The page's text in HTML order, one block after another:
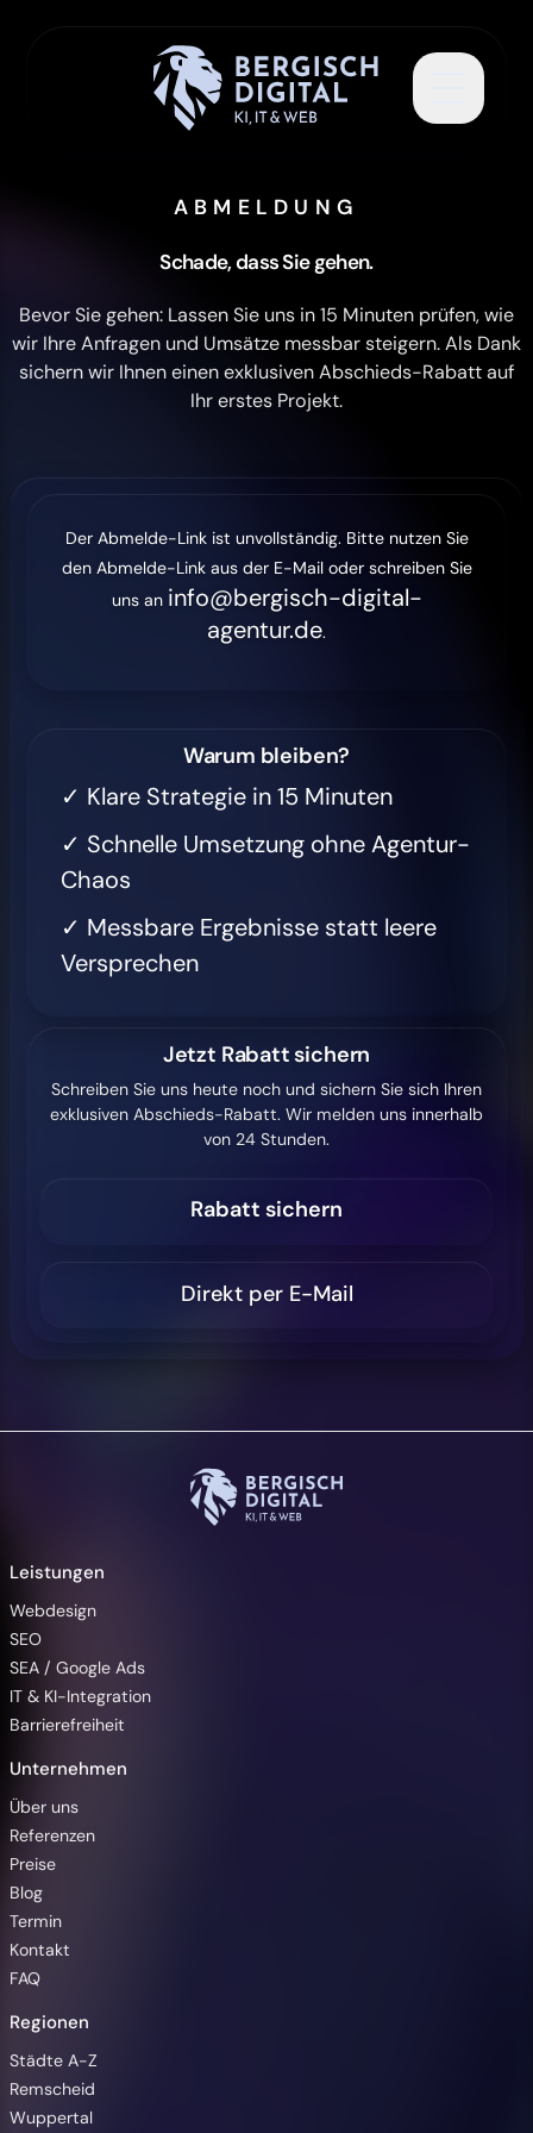
Toggle
ABMELDUNG
Schade, dass Sie gehen.
Bevor Sie gehen: Lassen Sie uns in 15 Minuten prüfen, wie
wir Ihre Anfragen und Umsätze messbar steigern. Als Dank
sichern wir Ihnen einen exklusiven Abschieds-Rabatt auf
Ihr erstes Projekt.
Der Abmelde-Link ist unvollständig. Bitte nutzen Sie
den Abmelde-Link aus der E-Mail oder schreiben Sie
uns an info@bergisch-digital-
agentur.de.
Warum bleiben?
✓ Klare Strategie in 15 Minuten
✓ Schnelle Umsetzung ohne Agentur-
Chaos
✓ Messbare Ergebnisse statt leere
Versprechen
Jetzt Rabatt sichern
Schreiben Sie uns heute noch und sichern Sie sich Ihren
exklusiven Abschieds-Rabatt. Wir melden uns innerhalb
von 24 Stunden.
Rabatt sichern
Direkt per E-Mail
Leistungen
Webdesign
SEO
SEA / Google Ads
IT & KI-Integration
Barrierefreiheit
Unternehmen
Über uns
Referenzen
Preise
Blog
Termin
Kontakt
FAQ
Regionen
Städte A-Z
Remscheid
Wuppertal
Barrierefreiheit